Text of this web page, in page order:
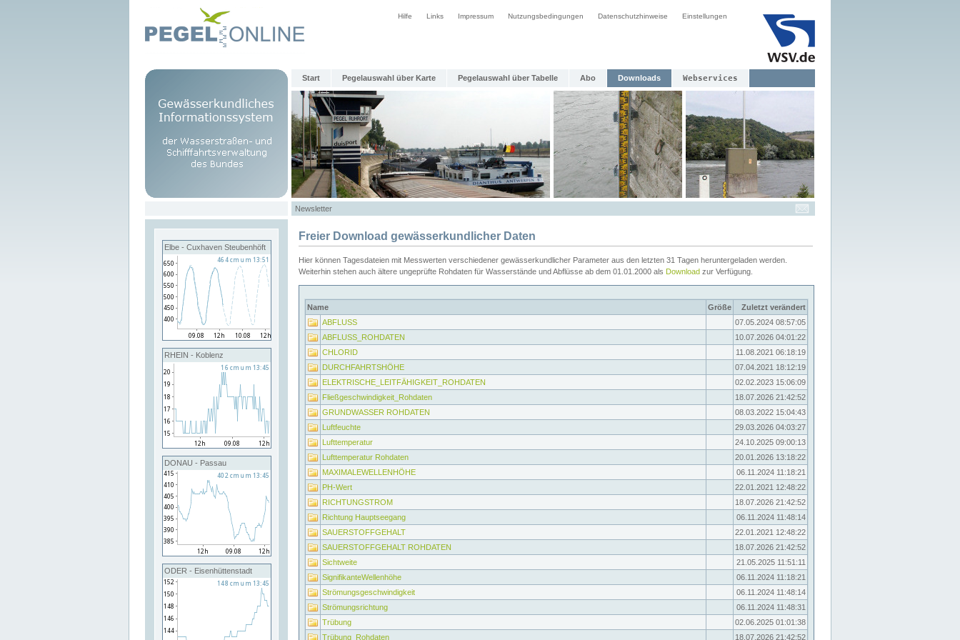
Hilfe Links Impressum Nutzungsbedingungen Datenschutzhinweise Einstellungen
Start Pegelauswahl über Karte Pegelauswahl über Tabelle Abo Downloads Webservices
Newsletter
Elbe - Cuxhaven Steubenhöft
RHEIN - Koblenz
DONAU - Passau
ODER - Eisenhüttenstadt
Freier Download gewässerkundlicher Daten
Hier können Tagesdateien mit Messwerten verschiedener gewässerkundlicher Parameter aus den letzten 31 Tagen heruntergeladen werden.
Weiterhin stehen auch ältere ungeprüfte Rohdaten für Wasserstände und Abflüsse ab dem 01.01.2000 als Download zur Verfügung.
Name Größe
Zuletzt verändert
ABFLUSS
07.05.2024 08:57:05
ABFLUSS_ROHDATEN
10.07.2026 04:01:22
CHLORID
11.08.2021 06:18:19
DURCHFAHRTSHÖHE
07.04.2021 18:12:19
ELEKTRISCHE_LEITFÄHIGKEIT_ROHDATEN
02.02.2023 15:06:09
Fließgeschwindigkeit_Rohdaten
18.07.2026 21:42:52
GRUNDWASSER ROHDATEN
08.03.2022 15:04:43
Luftfeuchte
29.03.2026 04:03:27
Lufttemperatur
24.10.2025 09:00:13
Lufttemperatur Rohdaten
20.01.2026 13:18:22
MAXIMALEWELLENHÖHE
06.11.2024 11:18:21
PH-Wert
22.01.2021 12:48:22
RICHTUNGSTROM
18.07.2026 21:42:52
Richtung Hauptseegang
06.11.2024 11:48:14
SAUERSTOFFGEHALT
22.01.2021 12:48:22
SAUERSTOFFGEHALT ROHDATEN
18.07.2026 21:42:52
Sichtweite
21.05.2025 11:51:11
SignifikanteWellenhöhe
06.11.2024 11:18:21
Strömungsgeschwindigkeit
06.11.2024 11:48:14
Strömungsrichtung
06.11.2024 11:48:31
Trübung
02.06.2025 01:01:38
Trübung_Rohdaten
18.07.2026 21:42:52